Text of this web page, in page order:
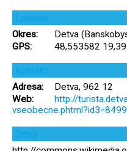
Lokalita
Okres:
Detva
GPS:
48,553582
Kontakt
Adresa:
Detva, 962 12
Web:
http://
Zdroj